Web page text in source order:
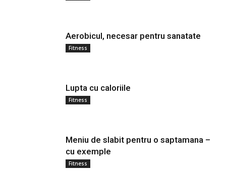
Aerobicul, necesar pentru sanatate
Fitness
Lupta cu caloriile
Fitness
Meniu de slabit pentru o saptamana –
cu exemple
Fitness